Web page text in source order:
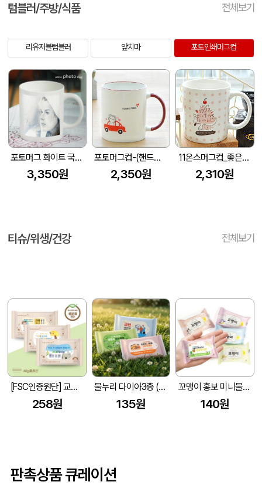
텀블러/주방/식품 전체보기
리유저블텀블러 앞치마 포토인쇄머그컵
포토머그 화이트 국산 340ml
3,350원
포토머그컵-(핸드칼라자동차)
2,350원
11온스머그컵_좋은생각
2,310원
티슈/위생/건강 전체보기
[FSC인증원단] 교회전도 3종 생분해 물티슈 (10매/15매/20매)
258원
물누리 다이아3종 (무광) 물티슈 10매/15매/20매
135원
꼬맹이 홍보 미니물티슈 10매
140원
판촉상품 큐레이션